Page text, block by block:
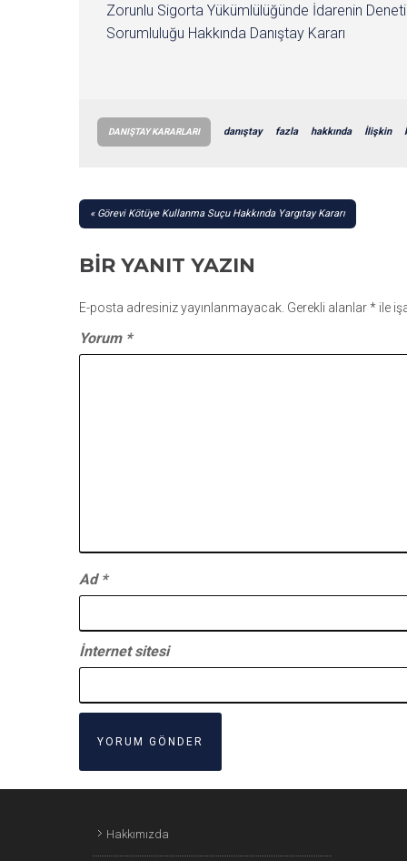
Zorunlu Sigorta Yükümlülüğünde İdarenin
Sorumluluğu Hakkında Danıştay Kararı
DANIŞTAY KARARLARI danıştay fazla hakkında İlişkin
YAZI
Görevi Kötüye Kullanma Suçu Hakkında Yargıtay Kararı
BIR YANIT YAZIN
E-posta adresiniz yayınlanmayacak. Gerekli alanlar* ile
Yorum *
Ad *
İnternet sitesi
Hakkımızda